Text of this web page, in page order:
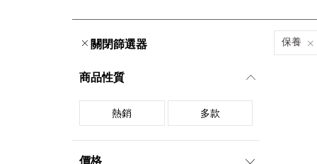
關閉篩選器 保養
商品性質
熱銷 多款
價格